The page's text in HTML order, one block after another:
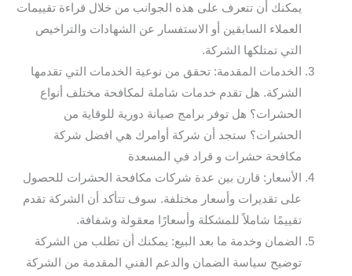
يمكنك أن تتعرف على هذه الجوانب من خلال قراءة تقييمات
العملاء السابقين أو الاستفسار عن الشهادات والتراخيص
التي تمتلكها الشركة.
الخدمات المقدمة: تحقق من نوعية الخدمات التي تقدمها
الشركة. هل تقدم خدمات شاملة لمكافحة مختلف أنواع
الحشرات؟ هل توفر برامج صيانة دورية للوقاية من
الحشرات؟ ستجد أن شركة أوامرك هي افضل شركة
مكافحة حشرات و قراد في المسعدة
الأسعار: قارن بين عدة شركات مكافحة الحشرات للحصول
على تقديرات وأسعار مختلفة. سوف تتأكد أن الشركة تقدم
تقييمًا شاملاً للمشكلة وأسعارًا معقولة وشفافة.
الضمان وخدمة ما بعد البيع: يمكنك أن تطلب من الشركة
توضيح سياسة الضمان والدعم الفني المقدمة من الشركة